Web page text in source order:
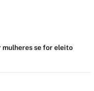
mulheres se for eleito